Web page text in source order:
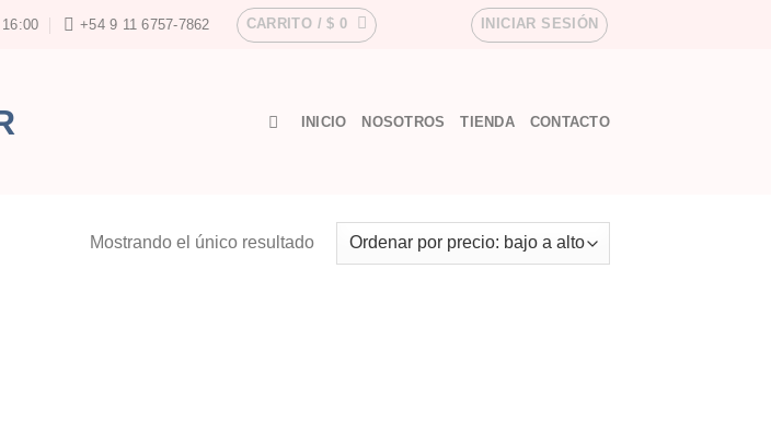
+54 9 11 6757-7862 CARRITO /$ 0 INICIAR SESIÓN
INICIO NOSOTROS TIENDA CONTACTO
Mostrando el único resultado